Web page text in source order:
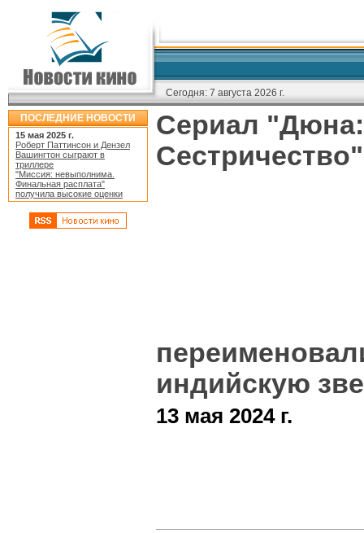
Сегодня: 7 августа 2026 г.
ПОСЛЕДНИЕ НОВОСТИ
15 мая 2025 г.
Роберт Паттинсон и Дензел
Вашингтон сыграют в
триллере
"Миссия: невыполнима.
Финальная расплата"
получила высокие оценки
Сериал "Дюна:
Сестричество"
индийскую
13 мая 2024 г.